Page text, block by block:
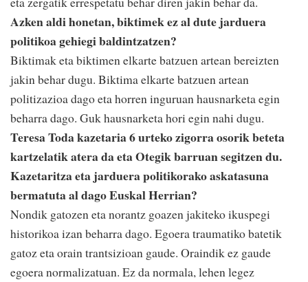
Azken aldi honetan, biktimek ez al dute jarduera
politikoa gehiegi baldintzatzen?
Biktimak eta biktimen elkarte batzuen artean bereizten
jakin behar dugu. Biktima elkarte batzuen artean
politizazioa dago eta horren inguruan hausnarketa egin
beharra dago. Guk hausnarketa hori egin nahi dugu.
Teresa Toda kazetaria 6 urteko zigorra osorik beteta
kartzelatik atera da eta Otegik barruan segitzen du.
Kazetaritza eta jarduera politikorako askatasuna
bermatuta al dago Euskal Herrian?
Nondik gatozen eta norantz goazen jakiteko ikuspegi
historikoa izan beharra dago. Egoera traumatiko batetik
gatoz eta orain trantsizioan gaude. Oraindik ez gaude
egoera normalizatuan. Ez da normala, lehen legez